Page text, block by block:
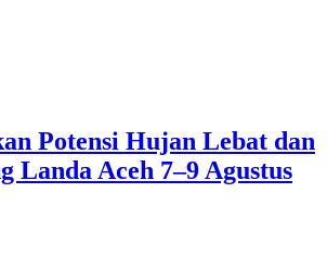
Potensi Hujan Lebat dan
Landa Aceh 7–9 Agustus